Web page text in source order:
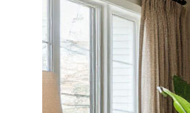
Статьи
Цены
Портфолио
Проектирование
Ипотека
строительства